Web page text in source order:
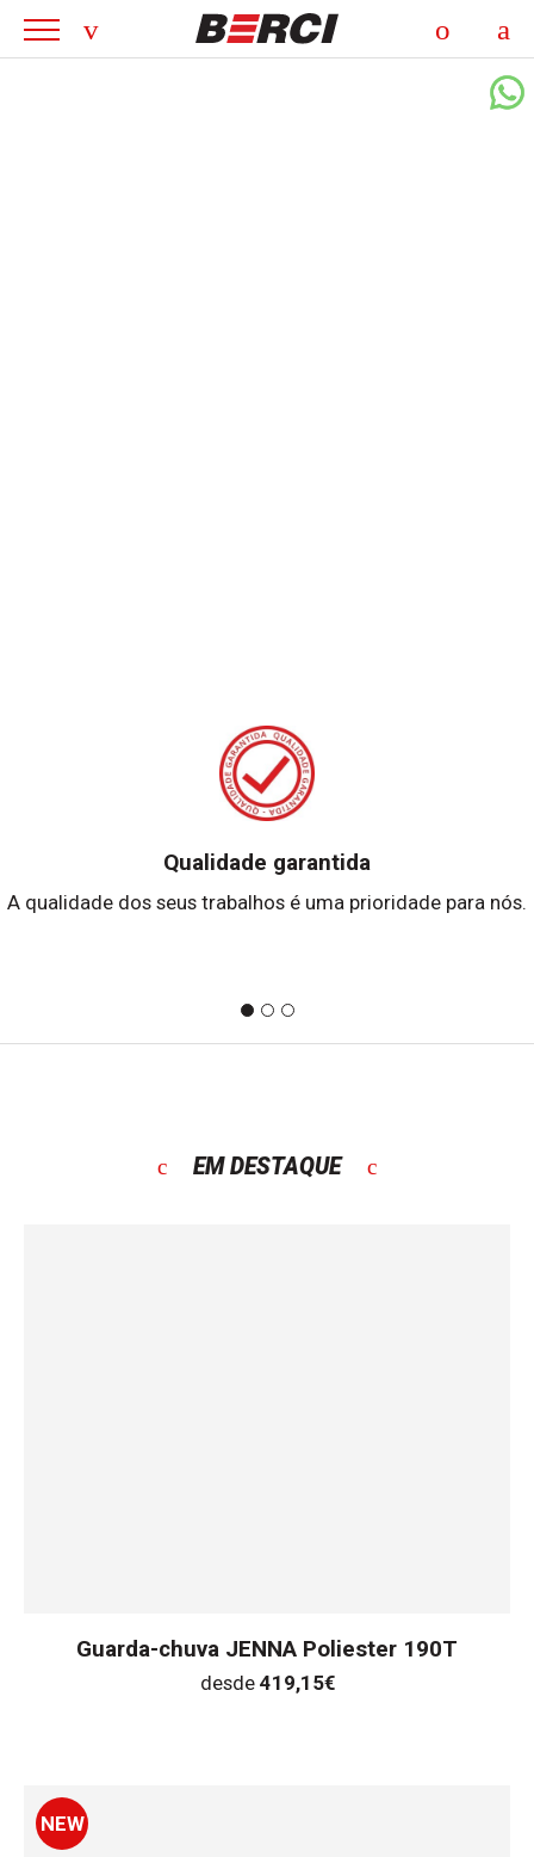
Qualidade garantida
A qualidade dos seus trabalhos é uma prioridade para nós.
EM DESTAQUE
Guarda-chuva JENNA Poliester 190T
desde 419,15€
NEW